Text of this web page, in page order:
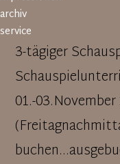
archiv
service
3-tägiger
01.-03.November